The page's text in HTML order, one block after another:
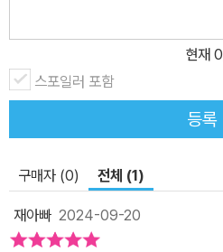
현재 0
스포일러 포함
등록
구매자 (0) 전체 (1)
재아빠 2024-09-20